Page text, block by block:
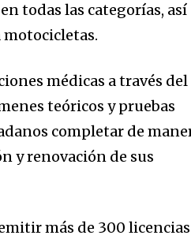
todas las categorías, así
motocicletas.
médicas a través del
teóricos y pruebas
completar de
y renovación de sus
más de 300 licencias